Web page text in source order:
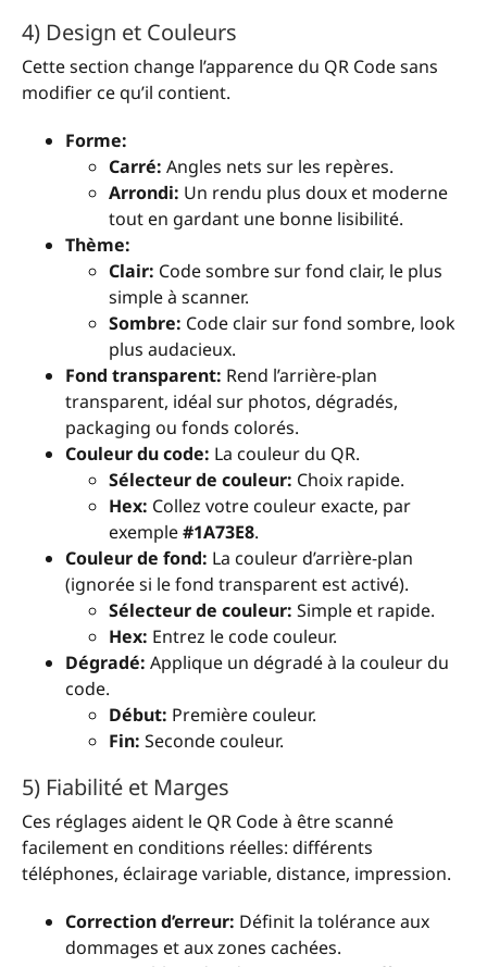
4) Design et Couleurs
Cette section change l’apparence du QR Code sans
modifier ce qu’il contient.
Forme:
Carré: Angles nets sur les repères.
Arrondi: Un rendu plus doux et moderne
tout en gardant une bonne lisibilité.
Thème:
Clair: Code sombre sur fond clair, le plus
simple à scanner.
Sombre: Code clair sur fond sombre, look
plus audacieux.
Fond transparent: Rend l’arrière-plan
transparent, idéal sur photos, dégradés,
packaging ou fonds colorés.
Couleur du code: La couleur du QR.
Sélecteur de couleur: Choix rapide.
Hex: Collez votre couleur exacte, par
exemple#1A73E8.
Couleur de fond: La couleur d’arrière-plan
(ignorée si le fond transparent est activé).
Sélecteur de couleur: Simple et rapide.
Hex: Entrez le code couleur.
Dégradé: Applique un dégradé à la couleur du
code.
Début: Première couleur.
Fin: Seconde couleur.
5) Fiabilité et Marges
Ces réglages aident le QR Code à être scanné
facilement en conditions réelles: différents
téléphones, éclairage variable, distance, impression.
Correction d’erreur: Définit la tolérance aux
dommages et aux zones cachées.